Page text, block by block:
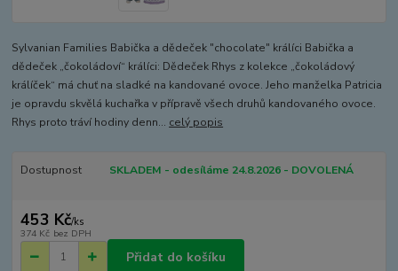
Sylvanian Families Babička a dědeček "chocolate" králíci Babička a
dědeček „čokoládoví“ králíci: Dědeček Rhys z kolekce „čokoládový
králíček“ má chuť na sladké na kandované ovoce. Jeho manželka Patricia
je opravdu skvělá kuchařka v přípravě všech druhů kandovaného ovoce.
Rhys proto tráví hodiny denn... celý popis
Dostupnost SKLADEM - odesíláme 24.8.2026 - DOVOLENÁ
453 Kč/ks
374 Kč bez DPH
Přidat do košíku